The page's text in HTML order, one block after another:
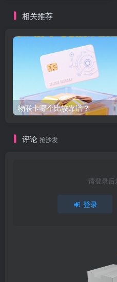
相关推荐
物联卡哪个比较靠谱？
评论 抢沙发
请登录后
登录